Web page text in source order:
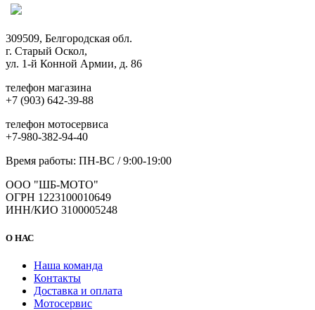
309509, Белгородская обл.
г. Старый Оскол,
ул. 1-й Конной Армии, д. 86
телефон магазина
+7 (903) 642-39-88
телефон мотосервиса
+7-980-382-94-40
Время работы: ПН-ВС / 9:00-19:00
ООО "ШБ-МОТО"
ОГРН 1223100010649
ИНН/КИО 3100005248
О НАС
Наша команда
Контакты
Доставка и оплата
Мотосервис